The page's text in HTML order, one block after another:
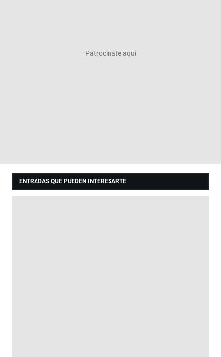
ENTRADAS QUE PUEDEN INTERESARTE